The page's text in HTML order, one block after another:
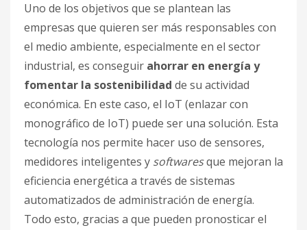
Uno de los objetivos que se plantean las
empresas que quieren ser más responsables con
el medio ambiente, especialmente en el sector
industrial, es conseguir ahorrar en energía y
fomentar la sostenibilidad de su actividad
económica. En este caso, el IoT (enlazar con
monográfico de IoT) puede ser una solución. Esta
tecnología nos permite hacer uso de sensores,
medidores inteligentes y softwaresque mejoran la
eficiencia energética a través de sistemas
automatizados de administración de energía.
Todo esto, gracias a que pueden pronosticar el